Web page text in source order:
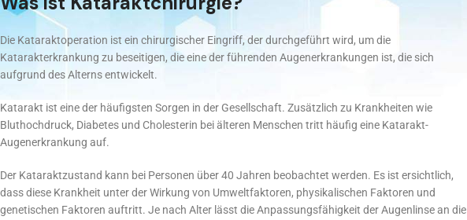
Die Kataraktoperation ist ein chirurgischer Eingriff, der durchgeführt wird, um die
Katarakterkrankung zu beseitigen, die eine der führenden Augenerkrankungen ist, die sich
aufgrund des Alterns entwickelt.
Katarakt ist eine der häufigsten Sorgen in der Gesellschaft. Zusätzlich zu Krankheiten wie
Bluthochdruck, Diabetes und Cholesterin bei älteren Menschen tritt häufig eine Katarakt-
Augenerkrankung auf.
Der Kataraktzustand kann bei Personen über 40 Jahren beobachtet werden. Es ist ersichtlich,
dass diese Krankheit unter der Wirkung von Umweltfaktoren, physikalischen Faktoren und
genetischen Faktoren auftritt. Je nach Alter lässt die Anpassungsfähigkeit der Augenlinse an die